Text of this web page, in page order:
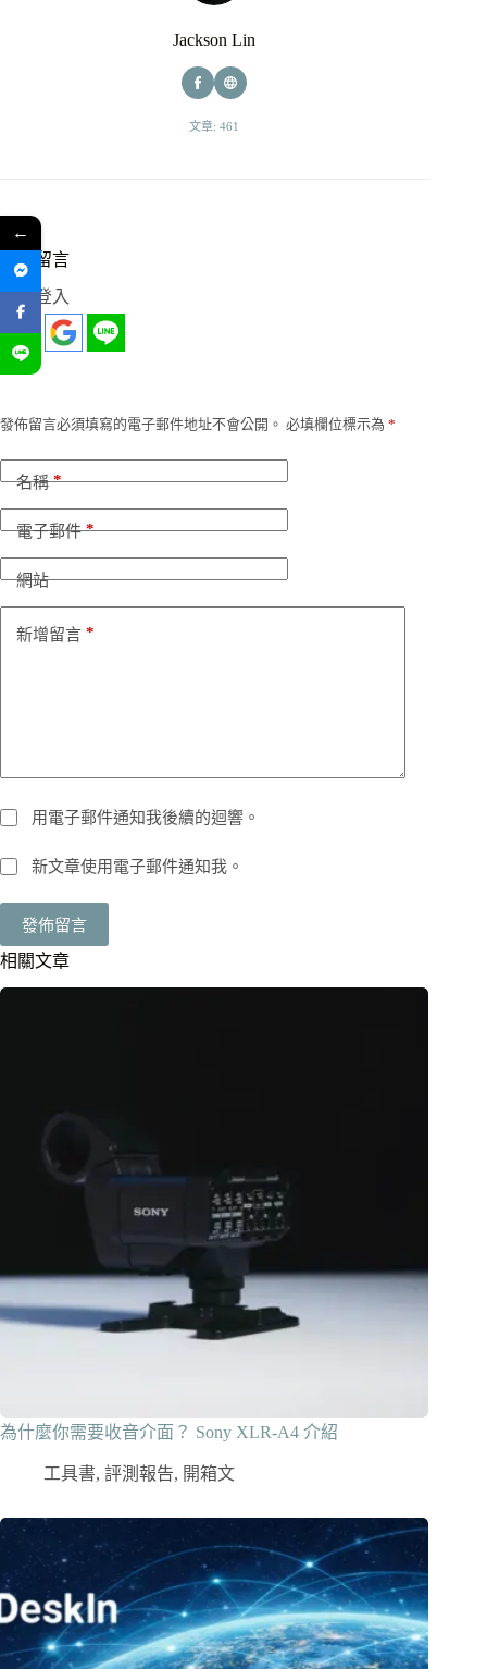
Jackson Lin
文章: 461
發佈留言
社群登入
發佈留言必須填寫的電子郵件地址不會公開。 必填欄位標示為 *
名稱*
電子郵件*
網站
新增留言 *
用電子郵件通知我後續的迴響。
新文章使用電子郵件通知我。
發佈留言
相關文章
為什麼你需要收音介面？ Sony XLR-A4 介紹
工具書, 評測報告, 開箱文
←